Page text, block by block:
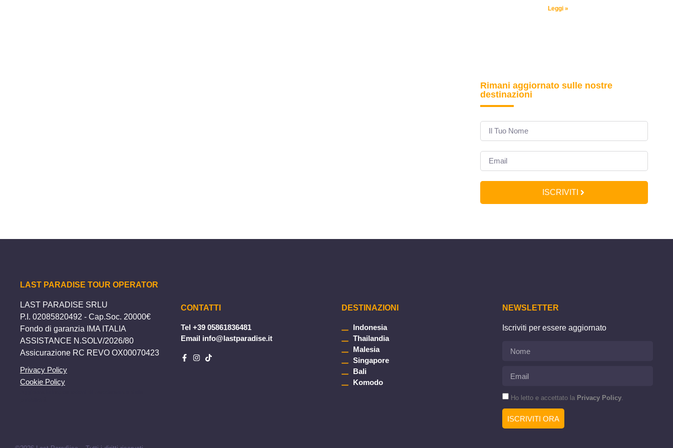
Leggi »
Rimani aggiornato sulle nostre
destinazioni
ISCRIVITI
LAST PARADISE TOUR OPERATOR
LAST PARADISE SRLU
P.I. 02085820492 - Cap.Soc. 20000€
Fondo di garanzia IMA ITALIA
ASSISTANCE N.SOLV/2026/80
Assicurazione RC REVO OX00070423
Privacy Policy
Cookie Policy
CONTATTI
Tel +39 05861836481
Email info@lastparadise.it
DESTINAZIONI
Indonesia
Thailandia
Malesia
Singapore
Bali
Komodo
NEWSLETTER
Iscriviti per essere aggiornato
Ho letto e accettato la Privacy Policy
ISCRIVITI ORA